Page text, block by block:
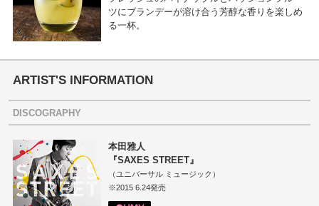
ツにブランデーが溶け合う芳醇な香りを楽しめ
る一杯。
ARTIST'S INFORMATION
DISCOGRAPHY
本田雅人
『SAXES STREET』
（ユニバーサル ミュージック）
※2015 6.24発売